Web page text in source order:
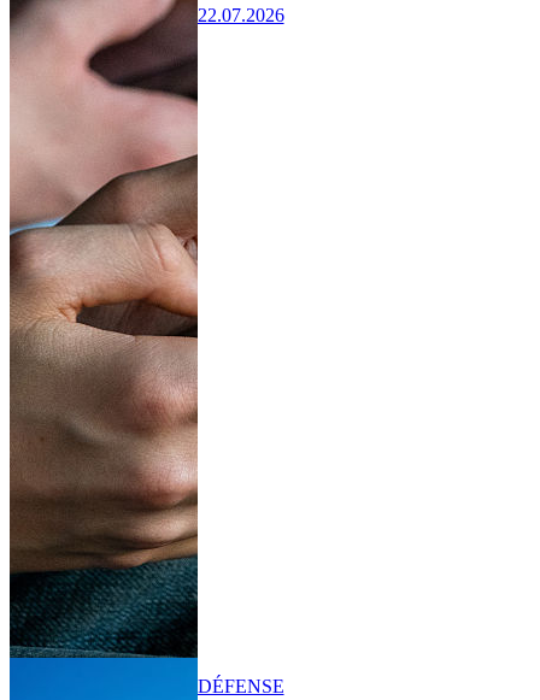
22.07.2026
DÉFENSE